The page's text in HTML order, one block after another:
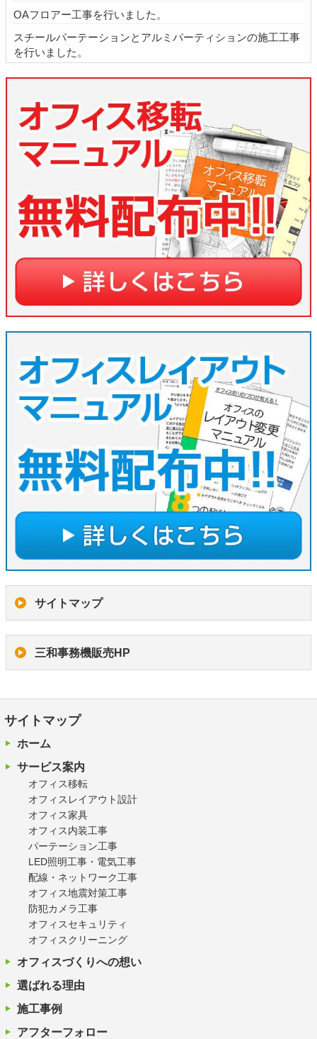
OAフロアー工事を行いました。
スチールパーテーションとアルミパーティションの施工工事
を行いました。
サイトマップ
三和事務機販売HP
サイトマップ
ホーム
サービス案内
オフィス移転
オフィスレイアウト設計
オフィス家具
オフィス内装工事
パーテーション工事
LED照明工事・電気工事
配線・ネットワーク工事
オフィス地震対策工事
防犯カメラ工事
オフィスセキュリティ
オフィスクリーニング
オフィスづくりへの想い
選ばれる理由
施工事例
アフターフォロー